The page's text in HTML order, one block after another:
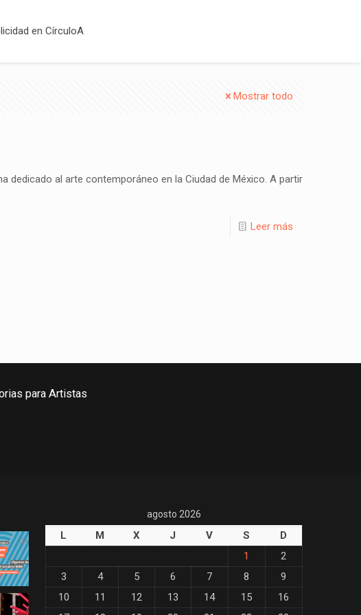
en CírculoA
Mostrar todo
dedicado al arte contemporáneo en la Ciudad de México. A partir
Leer más
para Artistas
agosto 2026
L M X J V S
D
1
2
3
4 5 6 7 8
9
10
11 12 13 14 15
16